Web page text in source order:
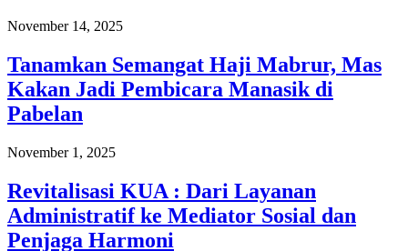
November 14, 2025
Tanamkan Semangat Haji Mabrur, Mas
Kakan Jadi Pembicara Manasik di
Pabelan
November 1, 2025
Revitalisasi KUA : Dari Layanan
Administratif ke Mediator Sosial dan
Penjaga Harmoni